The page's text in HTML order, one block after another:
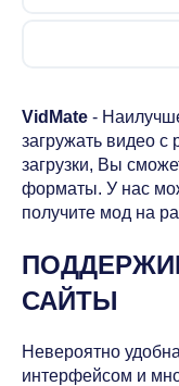
VidMate -
загружать видео
загрузки, Вы
форматы. У нас
получите мод на
САЙТЫ
Невероятно
интерфейсом и